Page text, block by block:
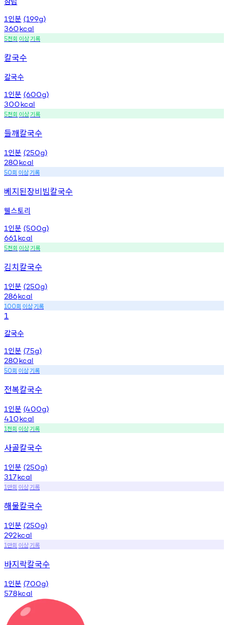
1 인분 (199g)
360kcal
5천회 이상기록
칼국수
칼국수
1 인분 (600g)
300kcal
5천회 이상기록
들깨칼국수
1 인분 (250g)
280kcal
50회 이상기록
베지된장비빔칼국수
웰스토리
1 인분 (500g)
661 kcal
5천회 이상기록
김치칼국수
1 인분 (250g)
286kcal
100회 이상기록
1
칼국수
1 인분 (75g)
280kcal
50회 이상기록
전복칼국수
1 인분 (400g)
410kcal
1천회 이상기록
사골칼국수
1 인분 (250g)
317kcal
1 만회 이상기록
해물칼국수
1 인분 (250g)
292kcal
1 만회 이상기록
바지락칼국수
1 인분 (700g)
578kcal